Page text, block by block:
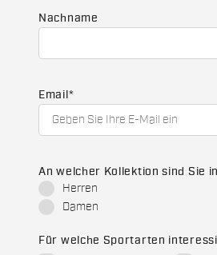
Nachname
Email *
An welcher Kollektion sind Sie
Herren
Damen
Für welche Sportarten